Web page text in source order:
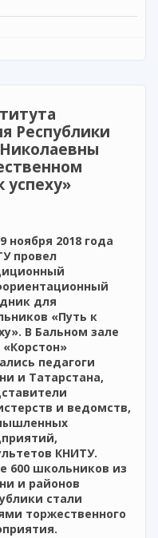
Республики
ноября 2018 года
провел
для
«Путь к
В Бальном зале
«Корстон»
педагоги
и Татарстана,
и ведомств,
КНИТУ.
600 школьников из
и районов
стали
торжественного